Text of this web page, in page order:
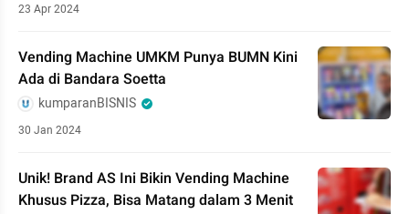
23 Apr 2024
Vending Machine UMKM Punya BUMN Kini
Ada di Bandara Soetta
kumparanBISNIS
30 Jan 2024
Unik! Brand AS Ini Bikin Vending Machine
Khusus Pizza, Bisa Matang dalam 3 Menit